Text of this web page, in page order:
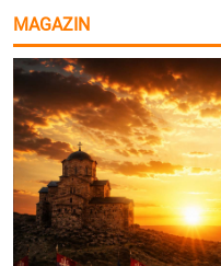
MAGAZIN